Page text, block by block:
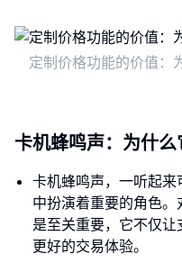
定制价格功能的价值：
卡机蜂鸣声：为什么
卡机蜂鸣声，一听起
中扮演着重要的角色
是至关重要，它不仅
更好的交易体验。